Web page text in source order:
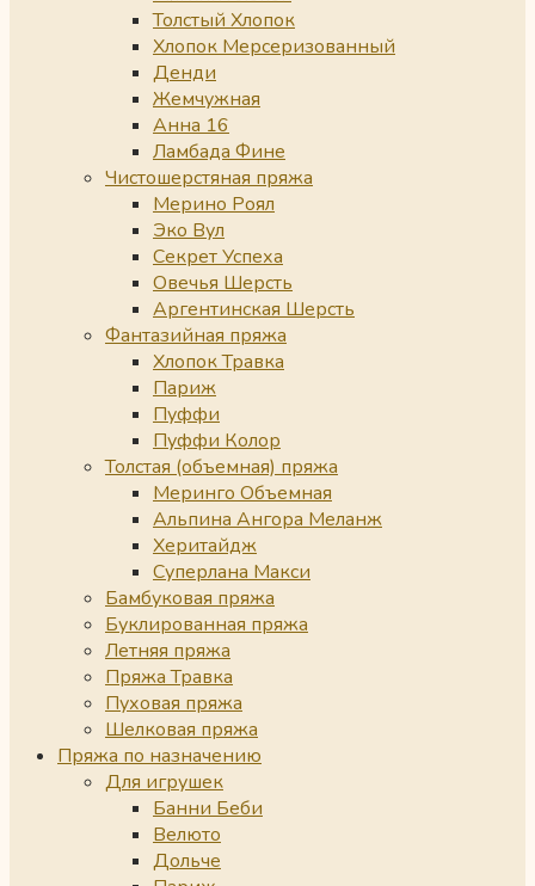
Толстый Хлопок
Хлопок Мерсеризованный
Денди
Жемчужная
Анна 16
Ламбада Фине
Чистошерстяная пряжа
Мерино Роял
Эко Вул
Секрет Успеха
Овечья Шерсть
Аргентинская Шерсть
Фантазийная пряжа
Хлопок Травка
Париж
Пуффи
Пуффи Колор
Толстая (объемная) пряжа
Меринго Объемная
Альпина Ангора Меланж
Херитайдж
Суперлана Макси
Бамбуковая пряжа
Буклированная пряжа
Летняя пряжа
Пряжа Травка
Пуховая пряжа
Шелковая пряжа
Пряжа по назначению
Для игрушек
Банни Беби
Велюто
Дольче